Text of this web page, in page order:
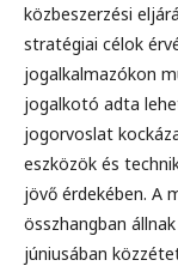
közbeszerzési
stratégiai célok
jogalkalmazókon
jogalkotó adta
jogorvoslat
eszközök és
jövő érdekében. A
összhangban
júniusában